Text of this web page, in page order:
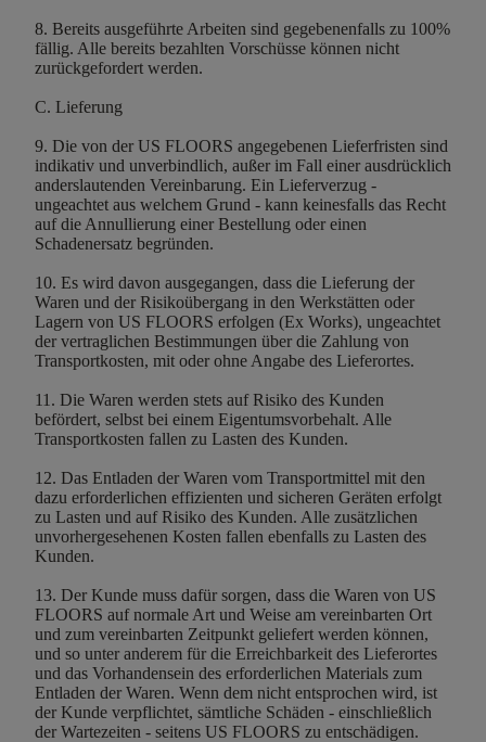
8. Bereits ausgeführte Arbeiten sind gegebenenfalls zu 100%
fällig. Alle bereits bezahlten Vorschüsse können nicht
zurückgefordert werden.
C. Lieferung
9. Die von der US FLOORS angegebenen Lieferfristen sind
indikativ und unverbindlich, außer im Fall einer ausdrücklich
anderslautenden Vereinbarung. Ein Lieferverzug -
ungeachtet aus welchem Grund - kann keinesfalls das Recht
auf die Annullierung einer Bestellung oder einen
Schadenersatz begründen.
10. Es wird davon ausgegangen, dass die Lieferung der
Waren und der Risikoübergang in den Werkstätten oder
Lagern von US FLOORS erfolgen (Ex Works), ungeachtet
der vertraglichen Bestimmungen über die Zahlung von
Transportkosten, mit oder ohne Angabe des Lieferortes.
11. Die Waren werden stets auf Risiko des Kunden
befördert, selbst bei einem Eigentumsvorbehalt. Alle
Transportkosten fallen zu Lasten des Kunden.
12. Das Entladen der Waren vom Transportmittel mit den
dazu erforderlichen effizienten und sicheren Geräten erfolgt
zu Lasten und auf Risiko des Kunden. Alle zusätzlichen
unvorhergesehenen Kosten fallen ebenfalls zu Lasten des
Kunden.
13. Der Kunde muss dafür sorgen, dass die Waren von US
FLOORS auf normale Art und Weise am vereinbarten Ort
und zum vereinbarten Zeitpunkt geliefert werden können,
und so unter anderem für die Erreichbarkeit des Lieferortes
und das Vorhandensein des erforderlichen Materials zum
Entladen der Waren. Wenn dem nicht entsprochen wird, ist
der Kunde verpflichtet, sämtliche Schäden - einschließlich
der Wartezeiten - seitens US FLOORS zu entschädigen.